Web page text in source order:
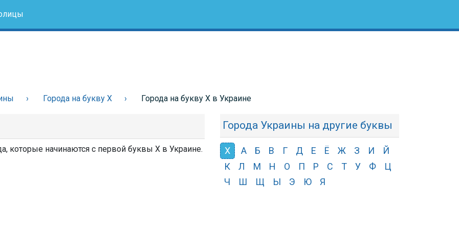
Города на букву Х Города на букву Х в Украине
которые начинаются с первой буквы Х в Украине.
Города Украины на другие буквы
Х А Б В Г Д Е Ё Ж З И
Й
К
Л М Н О П Р С Т У Ф
Ц
Ч
Ш Щ Ы Э Ю Я